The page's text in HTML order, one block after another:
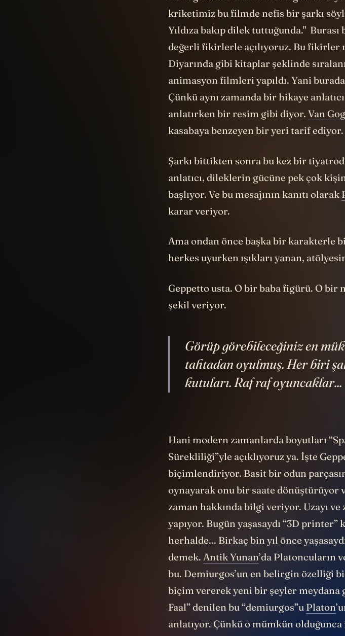
kriketimiz bu filmde nefis bir şarkı
Yıldıza bakıp dilek tuttuğunda."
değerli fikirlerle açılıyoruz. Bu
Diyarında gibi kitaplar şeklinde
animasyon filmleri yapıldı. Yani
Çünkü aynı zamanda bir hikaye
anlatırken bir resim gibi diyor. Van
kasabaya benzeyen bir yeri tarif ediyor.
Şarkı bittikten sonra bu kez bir
anlatıcı, dileklerin gücüne pek çok
başlıyor. Ve bu mesajının kanıtı olarak
karar veriyor.
Ama ondan önce başka bir karakterle
herkes uyurken ışıkları yanan,
Geppetto usta. O bir baba figürü. O bir
şekil veriyor.
Görüp görebileceğiniz en
tahtadan oyulmuş. Her biri
kutuları. Raf raf oyuncaklar...
Hani modern zamanlarda boyutları
Sürekliliği”yle açıklıyoruz ya. İşte
biçimlendiriyor. Basit bir odun
oynayarak onu bir saate dönüştürüyor
zaman hakkında bilgi veriyor. Uzayı
yapıyor. Bugün yaşasaydı “3D
herhalde... Birkaç bin yıl önce
demek. Antik Yunan’da Platoncuların
bu. Demiurgos’un en belirgin özelliği
biçim vererek yeni bir şeyler meydana
Faal” denilen bu “demiurgos”u Platon
anlatıyor. Çünkü o mümkün